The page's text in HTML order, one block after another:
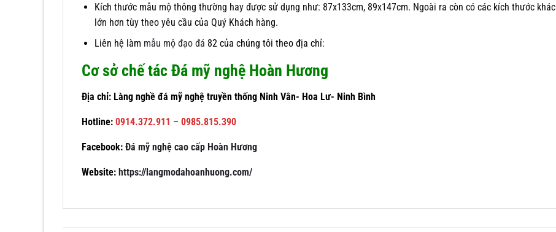
Kích thước mẫu mộ thông thường hay được sử dụng như: 87x133cm, 89x147cm. Ngoài ra còn có các kích thước khác
lớn hơn tùy theo yêu cầu của Quý Khách hàng.
Liên hệ làm mẫu mộ đạo đá 82 của chúng tôi theo địa chỉ:
Cơ sở chế tác Đá mỹ nghệ Hoàn Hương
Địa chỉ: Làng nghề đá mỹ nghệ truyền thống Ninh Vân- Hoa Lư- Ninh Bình
Hotline: 0914.372.911 – 0985.815.390
Facebook: Đá mỹ nghệ cao cấp Hoàn Hương
Website: https://langmodahoanhuong.com/